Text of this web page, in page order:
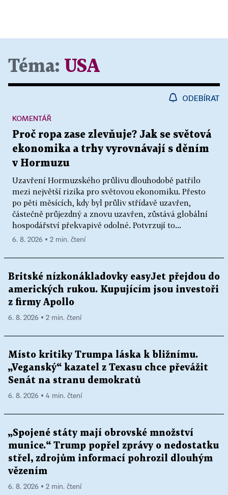
Téma: USA
ODEBÍRAT
Proč ropa zase zlevňuje? Jak se světová
ekonomika a trhy vyrovnávají s děním
v Hormuzu
Uzavření Hormuzského průlivu dlouhodobě patřilo
mezi největší rizika pro světovou ekonomiku. Přesto
po pěti měsících, kdy byl průliv střídavě uzavřen,
částečně průjezdný a znovu uzavřen, zůstává globální
hospodářství překvapivě odolné. Potvrzují to...
KOMENTÁŘ
6. 8. 2026 ▪ 2 min. čtení
Britské nízkonákladovky easyJet přejdou do
amerických rukou. Kupujícím jsou investoři
z firmy Apollo
6. 8. 2026 ▪ 2 min. čtení
Místo kritiky Trumpa láska k bližnímu.
„Veganský“ kazatel z Texasu chce převážit
Senát na stranu demokratů
6. 8. 2026 ▪ 4 min. čtení
„Spojené státy mají obrovské množství
munice.“ Trump popřel zprávy o nedostatku
střel, zdrojům informací pohrozil dlouhým
vězením
6. 8. 2026 ▪ 2 min. čtení